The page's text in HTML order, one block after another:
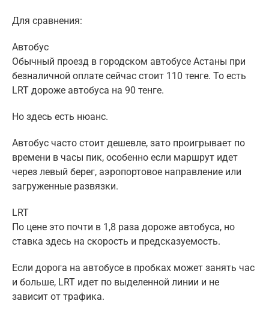
Для сравнения:
Автобус
Обычный проезд в городском автобусе Астаны при
безналичной оплате сейчас стоит 110 тенге. То есть
LRT дороже автобуса на 90 тенге.
Но здесь есть нюанс.
Автобус часто стоит дешевле, зато проигрывает по
времени в часы пик, особенно если маршрут идет
через левый берег, аэропортовое направление или
загруженные развязки.
LRT
По цене это почти в 1,8 раза дороже автобуса, но
ставка здесь на скорость и предсказуемость.
Если дорога на автобусе в пробках может занять час
и больше, LRT идет по выделенной линии и не
зависит от трафика.